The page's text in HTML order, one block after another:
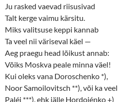
Ju rasked vaevad riisusivad
Talt kerge vaimu kärsitu.
Miks valitsuse keppi kannab
Ta veel nii väriseval käel —
Aeg praegu head lõikust annab:
Võiks Moskva peale minna väel!
Kui oleks vana Doroschenko *),
Noor Samoilovitsch **), või ka veel
Paléi ***), ehk jälle Hordojénko +)